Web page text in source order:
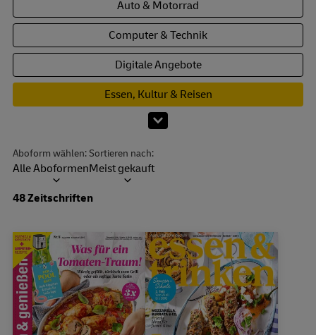
Auto & Motorrad
Computer & Technik
Digitale Angebote
Essen, Kultur & Reisen
Mehr Kategorien anzeigen
Aboform wählen:
Alle Aboformen
Sortieren nach:
Meist gekauft
Dropdown öffnen
48 Zeitschriften